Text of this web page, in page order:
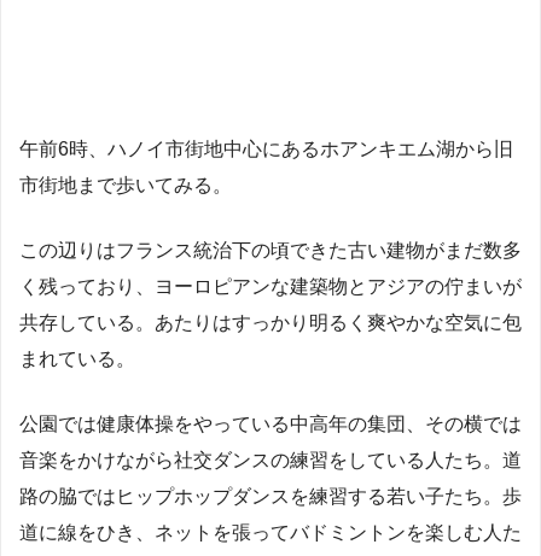
午前6時、ハノイ市街地中心にあるホアンキエム湖から旧
市街地まで歩いてみる。
この辺りはフランス統治下の頃できた古い建物がまだ数多
く残っており、ヨーロピアンな建築物とアジアの佇まいが
共存している。あたりはすっかり明るく爽やかな空気に包
まれている。
公園では健康体操をやっている中高年の集団、その横では
音楽をかけながら社交ダンスの練習をしている人たち。道
路の脇ではヒップホップダンスを練習する若い子たち。歩
道に線をひき、ネットを張ってバドミントンを楽しむ人た